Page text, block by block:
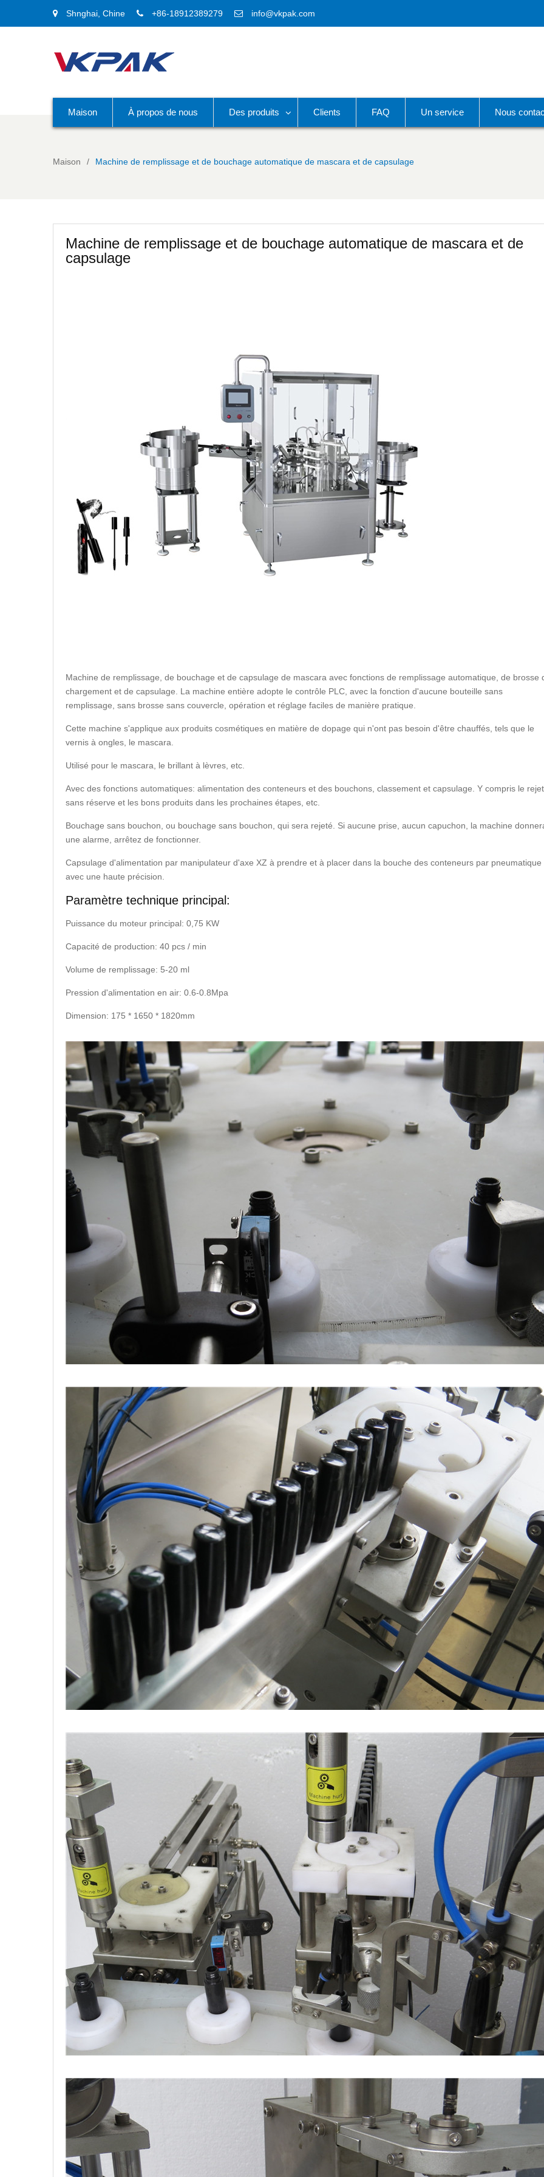
Shnghai, Chine +86-18912389279 info@vkpak.com
Maison À propos de nous Des produits Clients FAQ Un service Nous
Maison Machine de remplissage et de bouchage automatique de mascara et de capsulage
Machine de remplissage et de bouchage automatique de mascara et de
capsulage
Machine de remplissage, de bouchage et de capsulage de mascara avec fonctions de remplissage automatique, de brosse
chargement et de capsulage. La machine entière adopte le contrôle PLC, avec la fonction d'aucune bouteille sans
remplissage, sans brosse sans couvercle, opération et réglage faciles de manière pratique.
Cette machine s'applique aux produits cosmétiques en matière de dopage qui n'ont pas besoin d'être chauffés, tels que le
vernis à ongles, le mascara.
Utilisé pour le mascara, le brillant à lèvres, etc.
Avec des fonctions automatiques: alimentation des conteneurs et des bouchons, classement et capsulage. Y compris le rejet
sans réserve et les bons produits dans les prochaines étapes, etc.
Bouchage sans bouchon, ou bouchage sans bouchon, qui sera rejeté. Si aucune prise, aucun capuchon, la machine
une alarme, arrêtez de fonctionner.
Capsulage d'alimentation par manipulateur d'axe XZ à prendre et à placer dans la bouche des conteneurs par pneumatique
avec une haute précision.
Paramètre technique principal:
Puissance du moteur principal: 0,75 KW
Capacité de production: 40 pcs / min
Volume de remplissage: 5-20 ml
Pression d'alimentation en air: 0.6-0.8Mpa
Dimension: 175 * 1650 * 1820mm